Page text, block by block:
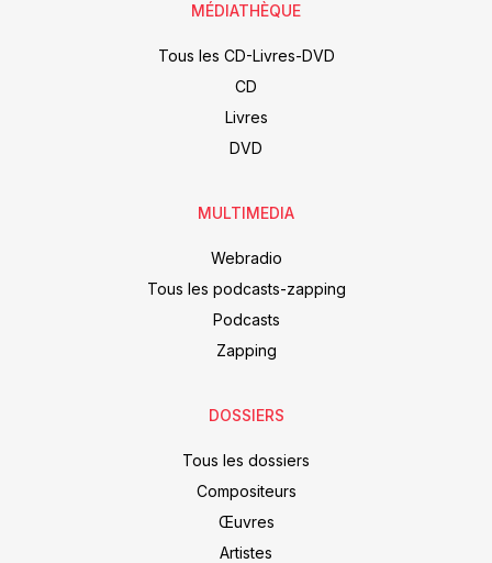
MÉDIATHÈQUE
Tous les CD-Livres-DVD
CD
Livres
DVD
MULTIMEDIA
Webradio
Tous les podcasts-zapping
Podcasts
Zapping
DOSSIERS
Tous les dossiers
Compositeurs
Œuvres
Artistes